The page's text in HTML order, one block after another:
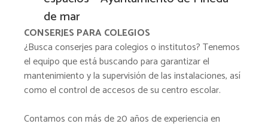
de mar
CONSERJES PARA COLEGIOS
¿Busca conserjes para colegios o institutos? Tenemos
el equipo que está buscando para garantizar el
mantenimiento y la supervisión de las instalaciones, así
como el control de accesos de su centro escolar.
Contamos con más de 20 años de experiencia en